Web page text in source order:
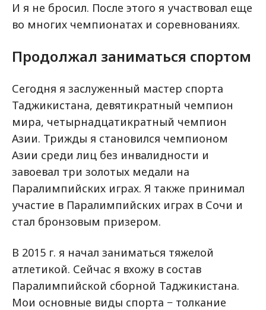
И я не бросил. После этого я участвовал еще
во многих чемпионатах и соревнованиях.
Продолжал заниматься спортом
Сегодня я заслуженный мастер спорта
Таджикистана, девятикратный чемпион
мира, четырнадцатикратный чемпион
Азии. Трижды я становился чемпионом
Азии среди лиц без инвалидности и
завоевал три золотых медали на
Паралимпийских играх. Я также принимал
участие в Паралимпийских играх в Сочи и
стал бронзовым призером.
В 2015 г. я начал заниматься тяжелой
атлетикой. Сейчас я вхожу в состав
Паралимпийской сборной Таджикистана.
Мои основные виды спорта − толкание